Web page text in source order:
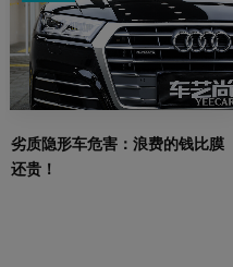
劣质隐形车危害：浪费的钱比膜
还贵！